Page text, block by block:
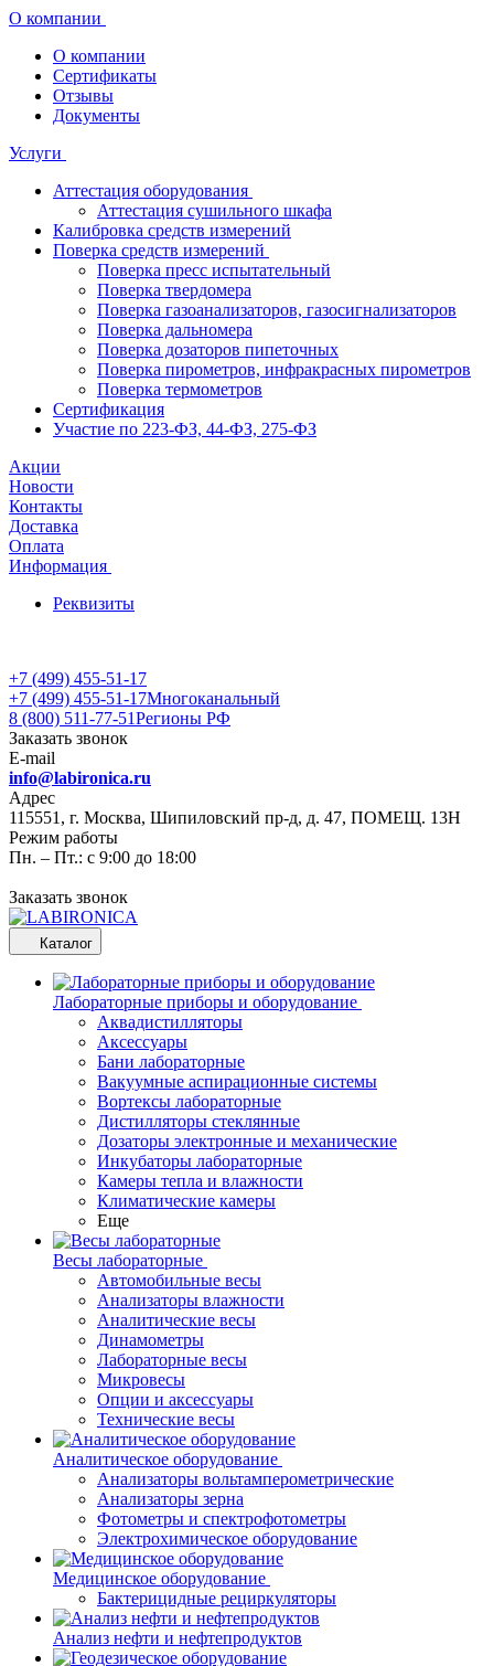
О компании
О компании
Сертификаты
Отзывы
Документы
Услуги
Аттестация оборудования
Аттестация сушильного шкафа
Калибровка средств измерений
Поверка средств измерений
Поверка пресс испытательный
Поверка твердомера
Поверка газоанализаторов, газосигнализаторов
Поверка дальномера
Поверка дозаторов пипеточных
Поверка пирометров, инфракрасных пирометров
Поверка термометров
Сертификация
Участие по 223-ФЗ, 44-ФЗ, 275-ФЗ
Акции
Новости
Контакты
Доставка
Оплата
Информация
Реквизиты
+7 (499) 455-51-17
+7 (499) 455-51-17Многоканальный
8 (800) 511-77-51Регионы РФ
Заказать звонок
E-mail
info@labironica.ru
Адрес
115551, г. Москва, Шипиловский пр-д, д. 47, ПОМЕЩ. 13Н
Режим работы
Пн. – Пт.: с 9:00 до 18:00
Заказать звонок
Каталог
Лабораторные приборы и оборудование
Аквадистилляторы
Аксессуары
Бани лабораторные
Вакуумные аспирационные системы
Вортексы лабораторные
Дистилляторы стеклянные
Дозаторы электронные и механические
Инкубаторы лабораторные
Камеры тепла и влажности
Климатические камеры
Еще
Весы лабораторные
Автомобильные весы
Анализаторы влажности
Аналитические весы
Динамометры
Лабораторные весы
Микровесы
Опции и аксессуары
Технические весы
Аналитическое оборудование
Анализаторы вольтамперометрические
Анализаторы зерна
Фотометры и спектрофотометры
Электрохимическое оборудование
Медицинское оборудование
Бактерицидные рециркуляторы
Анализ нефти и нефтепродуктов